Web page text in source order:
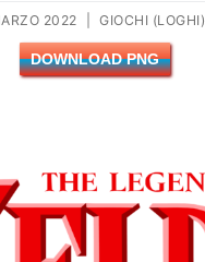
2022 GIOCHI (LOGHI)
DOWNLOAD PNG